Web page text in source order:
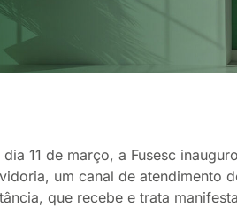
dia 11 de março, a Fusesc
um canal de atendimento
que recebe e trata